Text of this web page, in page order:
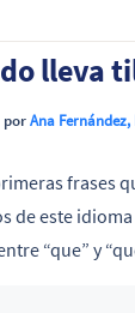
lleva
porAna Fernández,
de este
“que” y